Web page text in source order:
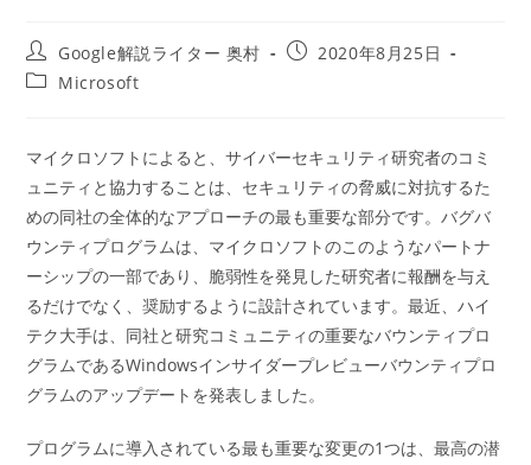
投
稿
者:
Google解説ライター 奥村
投
2020年8月25日
投
テ
ゴ
リ
ー:
Microsoft
マイクロソフトによると、サイバーセキュリティ研究者のコミ
ュニティと協力することは、セキュリティの脅威に対抗するた
めの同社の全体的なアプローチの最も重要な部分です。バグバ
ウンティプログラムは、マイクロソフトのこのようなパートナ
ーシップの一部であり、脆弱性を発見した研究者に報酬を与え
るだけでなく、奨励するように設計されています。最近、ハイ
テク大手は、同社と研究コミュニティの重要なバウンティプロ
グラムであるWindowsインサイダープレビューバウンティプロ
グラムのアップデートを発表しました。
プログラムに導入されている最も重要な変更の1つは、最高の潜